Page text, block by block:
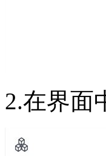
2.在界面